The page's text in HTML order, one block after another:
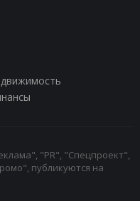
"PR", "Спецпроект",
публикуются на